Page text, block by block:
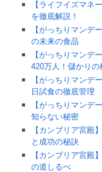
【ライフイズマネ
を徹底解説！
【がっちりマンデ
の未来の食品
【がっちりマンデ
420万人！儲かりの
【がっちりマンデ
日試食の徹底管理
【がっちりマンデ
知らない秘密
【カンブリア宮殿
と成功の秘訣
【カンブリア宮殿
の道しるべ